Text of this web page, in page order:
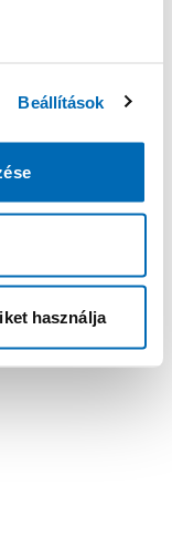
Beállítások
használja